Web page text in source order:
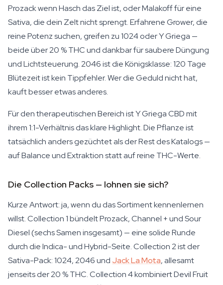
Prozack wenn Hasch das Ziel ist, oder Malakoff für eine
Sativa, die dein Zelt nicht sprengt. Erfahrene Grower, die
reine Potenz suchen, greifen zu 1024 oder Y Griega —
beide über 20 % THC und dankbar für saubere Düngung
und Lichtsteuerung. 2046 ist die Königsklasse: 120 Tage
Blütezeit ist kein Tippfehler. Wer die Geduld nicht hat,
kauft besser etwas anderes.
Für den therapeutischen Bereich ist Y Griega CBD mit
ihrem 1:1-Verhältnis das klare Highlight. Die Pflanze ist
tatsächlich anders gezüchtet als der Rest des Katalogs —
auf Balance und Extraktion statt auf reine THC-Werte.
Die Collection Packs — lohnen sie sich?
Kurze Antwort: ja, wenn du das Sortiment kennenlernen
willst. Collection 1 bündelt Prozack, Channel + und Sour
Diesel (sechs Samen insgesamt) — eine solide Runde
durch die Indica- und Hybrid-Seite. Collection 2 ist der
Sativa-Pack: 1024, 2046 und Jack La Mota, allesamt
jenseits der 20 % THC. Collection 4 kombiniert Devil Fruit